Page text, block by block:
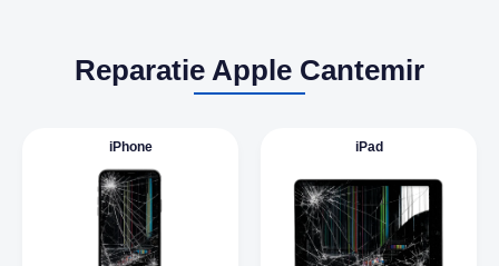
Reparatie Apple Cantemir
iPhone iPad